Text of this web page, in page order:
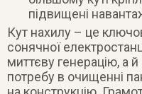
підвищені
Кут нахилу – це
сонячної
миттєву генерацію, а й
потребу в очищенні